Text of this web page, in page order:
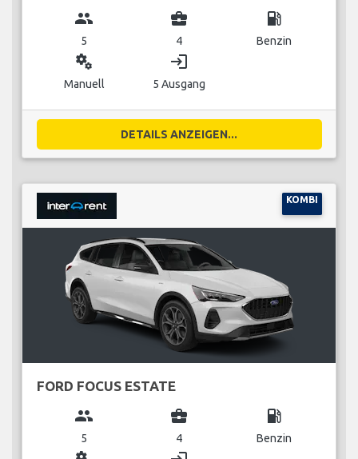
group
5
business_center
4
local_gas_station
Benzin
miscellaneous_services
Manuell
login
5 Ausgang
DETAILS ANZEIGEN...
KOMBI
FORD FOCUS ESTATE
group
5
business_center
4
local_gas_station
Benzin